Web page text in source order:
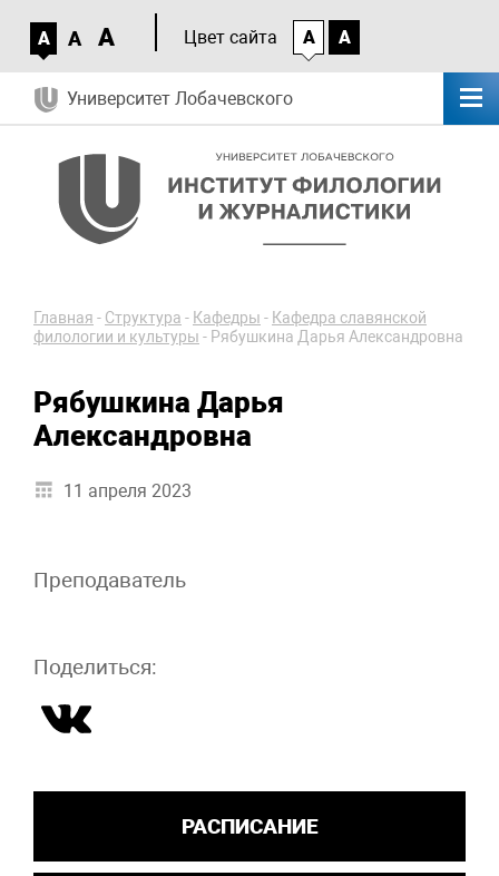
A A A Цвет сайта A A
Университет Лобачевского
Главная - Структура - Кафедры - Кафедра славянской
филологии и культуры - Рябушкина Дарья Александровна
Рябушкина Дарья
Александровна
11 апреля 2023
Преподаватель
Поделиться:
РАСПИСАНИЕ